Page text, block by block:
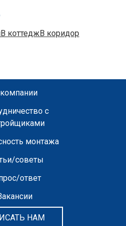
В коттедж В коридор
с
монтажа
советы
ответ
НАМ